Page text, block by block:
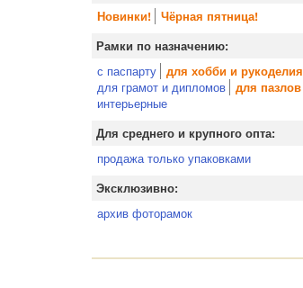
Новинки!
Чёрная пятница!
Рамки по назначению:
с паспарту для хобби и рукоделия
для грамот и дипломов для пазлов
интерьерные
Для среднего и крупного опта:
продажа только упаковками
Эксклюзивно:
архив фоторамок